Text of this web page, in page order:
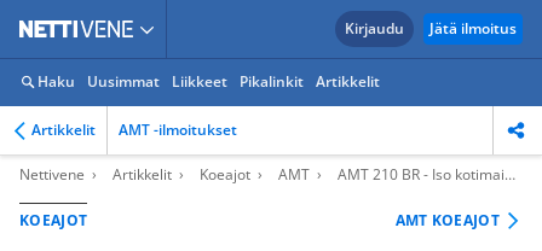
Kirjaudu Jätä ilmoitus
Haku Uusimmat Liikkeet Pikalinkit Artikkelit
Artikkelit AMT -ilmoitukset
Nettivene Artikkelit Koeajot AMT AMT 210 BR - Iso kotimainen Bow Rider huippuluokan ajo-ominaisuuksilla
KOEAJOT AMT KOEAJOT